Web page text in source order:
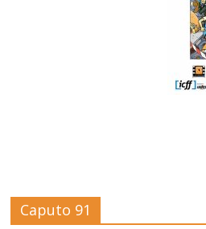
Caputo 91